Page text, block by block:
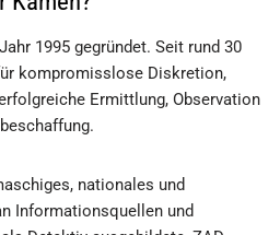
1995 gegründet. Seit rund 30
kompromisslose Diskretion,
Ermittlung, Observation
nationales und
Informationsquellen und